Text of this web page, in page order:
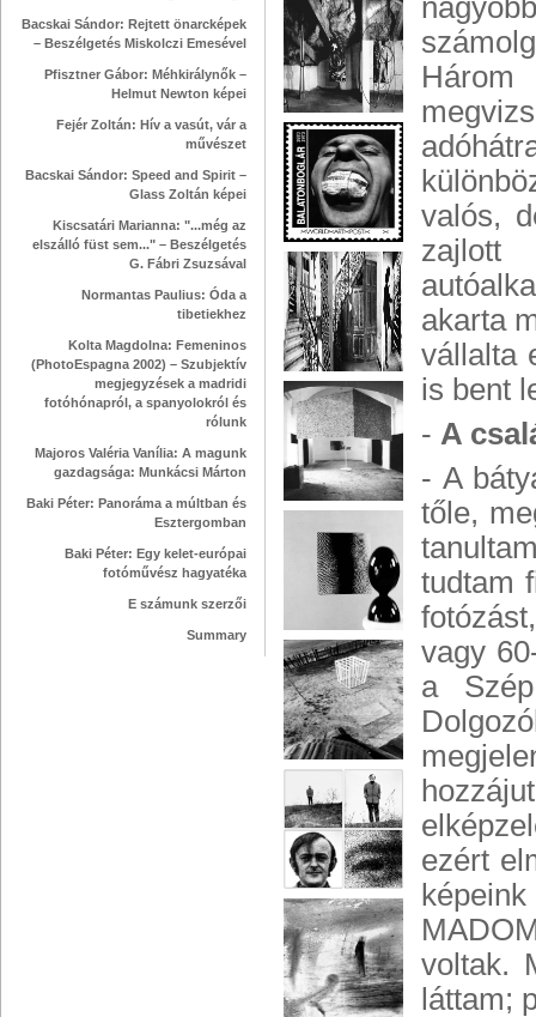
Bacskai Sándor: Rejtett önarcképek
– Beszélgetés Miskolczi Emesével
Pfisztner Gábor: Méhkirálynők –
Helmut Newton képei
Fejér Zoltán: Hív a vasút, vár a
művészet
Bacskai Sándor: Speed and Spirit –
Glass Zoltán képei
Kiscsatári Marianna: "...még az
elszálló füst sem..." – Beszélgetés
G. Fábri Zsuzsával
Normantas Paulius: Óda a
tibetiekhez
Kolta Magdolna: Femeninos
(PhotoEspagna 2002) – Szubjektív
megjegyzések a madridi
fotóhónapról, a spanyolokról és
rólunk
Majoros Valéria Vanília: A magunk
gazdagsága: Munkácsi Márton
Baki Péter: Panoráma a múltban és
Esztergomban
Baki Péter: Egy kelet-európai
fotóművész hagyatéka
E számunk szerzői
Summary
valós,
zajlott
akarta
vállalta
is bent
- A
- A
tőle,
tudtam
vagy
a
ezért
voltak.
láttam;